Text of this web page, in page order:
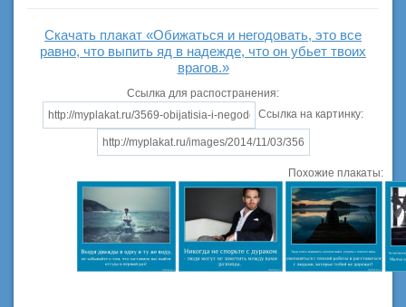
Скачать плакат «Обижаться и негодовать, это все
равно, что выпить яд в надежде, что он убьет твоих
врагов.»
Ссылка для распостранения:
Ссылка на картинку:
Похожие плакаты: